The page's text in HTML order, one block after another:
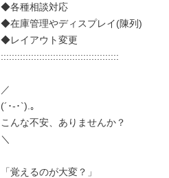
◆各種相談対応
◆在庫管理やディスプレイ(陳列)
◆レイアウト変更
:::::::::::::::::::::::::::::::::::::::::::
／
(´･-･`).｡
こんな不安、ありませんか？
＼
「覚えるのが大変？」